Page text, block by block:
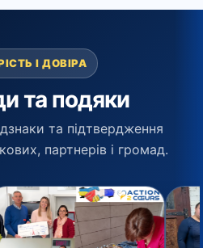
І ДОВІРА
та подяки
та підтвердження
партнерів і громад.